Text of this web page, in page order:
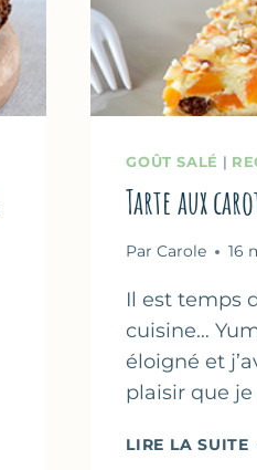
GOÛT SALÉ |
Tarte aux
Par Carole 16
Il est temps
cuisine…
éloigné et
plaisir que
LIRE LA SUITE